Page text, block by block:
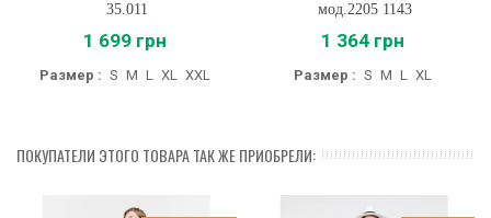
35.011
1 699 грн
Размер : S M L XL XXL
мод.2205 1143
1 364 грн
Размер : S M L XL
ПОКУПАТЕЛИ ЭТОГО ТОВАРА ТАК ЖЕ ПРИОБРЕЛИ: